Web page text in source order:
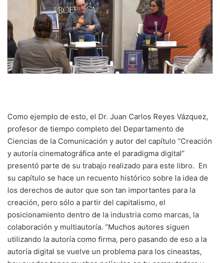
Como ejemplo de esto, el Dr. Juan Carlos Reyes Vázquez,
profesor de tiempo completo del Departamento de
Ciencias de la Comunicación y autor del capítulo “Creación
y autoría cinematográfica ante el paradigma digital”
presentó parte de su trabajo realizado para este libro. En
su capítulo se hace un recuento histórico sobre la idea de
los derechos de autor que son tan importantes para la
creación, pero sólo a partir del capitalismo, el
posicionamiento dentro de la industria como marcas, la
colaboración y multiautoría. “Muchos autores siguen
utilizando la autoría como firma, pero pasando de eso a la
autoría digital se vuelve un problema para los cineastas,